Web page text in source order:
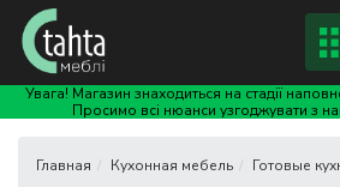
Увага! Магазин знаходиться на стадії
Просимо всі нюанси узгоджувати з
Кухонная мебель Готовые